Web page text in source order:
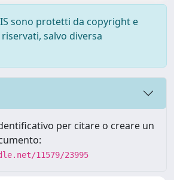
sono protetti da copyright e
salvo diversa
per citare o creare un
11579/23995